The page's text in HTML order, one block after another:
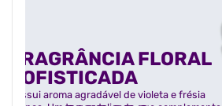
FRAGRÂNCIA FLORAL
SOFISTICADA
Possui aroma agradável de violeta e frésia